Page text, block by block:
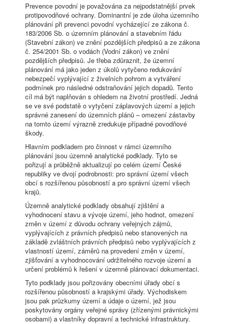
Prevence povodní je považována za nejpodstatnější prvek
protipovodňové ochrany. Dominantní je zde úloha územního
plánování při prevenci povodní vycházející ze zákona č.
183/2006 Sb. o územním plánování a stavebním řádu
(Stavební zákon) ve znění pozdějších předpisů a ze zákona
č. 254/2001 Sb. o vodách (Vodní zákon) ve znění
pozdějších předpisů. Je třeba zdůraznit, že územní
plánování má jako jeden z úkolů vytyčeno redukování
nebezpečí vyplývající z živelních pohrom a vytváření
podmínek pro následné odstraňování jejich dopadů. Tento
cíl má být naplňován s ohledem na životní prostředí. Jedná
se ve své podstatě o vytyčení záplavových území a jejich
správné zanesení do územních plánů – omezení zástavby
na tomto území výrazně zredukuje případné povodňové
škody.
Hlavním podkladem pro činnost v rámci územního
plánování jsou územně analytické podklady. Tyto se
pořizují a průběžně aktualizují po celém území České
republiky ve dvojí podrobnosti: pro správní území všech
obcí s rozšířenou působností a pro správní území všech
krajů.
Územně analytické podklady obsahují zjištění a
vyhodnocení stavu a vývoje území, jeho hodnot, omezení
změn v území z důvodu ochrany veřejných zájmů,
vyplývajících z právních předpisů nebo stanovených na
základě zvláštních právních předpisů nebo vyplývajících z
vlastností území, záměrů na provedení změn v území,
zjišťování a vyhodnocování udržitelného rozvoje území a
určení problémů k řešení v územně plánovací dokumentaci.
Tyto podklady jsou pořizovány obecními úřady obcí s
rozšířenou působností a krajskými úřady. Východiskem
jsou pak průzkumy území a údaje o území, jež jsou
poskytovány orgány veřejné správy (zřízenými právnickými
osobami) a vlastníky dopravní a technické infrastruktury.